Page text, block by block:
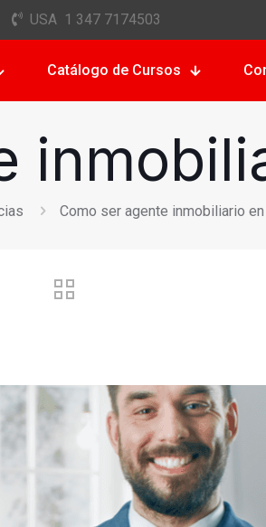
USA 1 347 7174503
Catálogo de Cursos
Como ser agente inmobiliario